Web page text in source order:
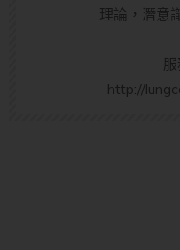
理論，潛意
http://